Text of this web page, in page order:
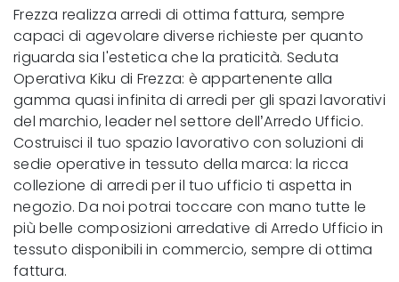
Frezza realizza arredi di ottima fattura, sempre
capaci di agevolare diverse richieste per quanto
riguarda sia l'estetica che la praticità. Seduta
Operativa Kiku di Frezza: è appartenente alla
gamma quasi infinita di arredi per gli spazi lavorativi
del marchio, leader nel settore dell’Arredo Ufficio.
Costruisci il tuo spazio lavorativo con soluzioni di
sedie operative in tessuto della marca: la ricca
collezione di arredi per il tuo ufficio ti aspetta in
negozio. Da noi potrai toccare con mano tutte le
più belle composizioni arredative di Arredo Ufficio in
tessuto disponibili in commercio, sempre di ottima
fattura.